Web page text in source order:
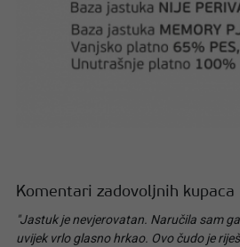
Komentari zadovoljnih kupaca
"Jastuk je nevjerovatan. Naručila sam
uvijek vrlo glasno hrkao. Ovo čudo je